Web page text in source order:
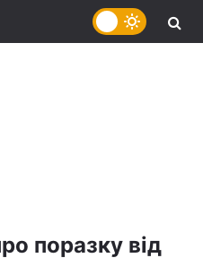
поразку від